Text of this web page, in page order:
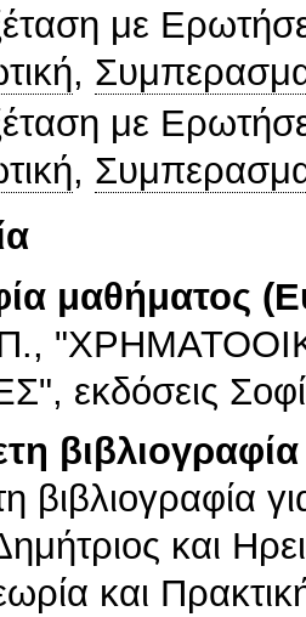
με
,
με
,
μαθήματος
Π.,
εκδόσεις
βιβλιογραφία
βιβλιογραφία
και
και